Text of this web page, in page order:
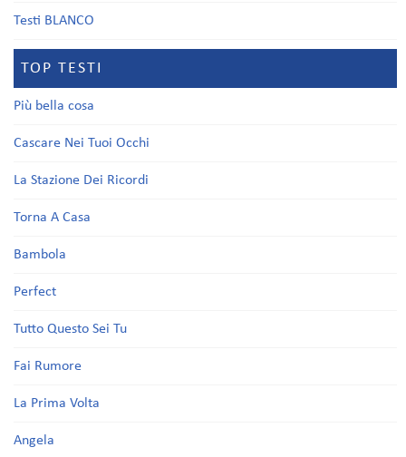
Testi BLANCO
TOP TESTI
Più bella cosa
Cascare Nei Tuoi Occhi
La Stazione Dei Ricordi
Torna A Casa
Bambola
Perfect
Tutto Questo Sei Tu
Fai Rumore
La Prima Volta
Angela